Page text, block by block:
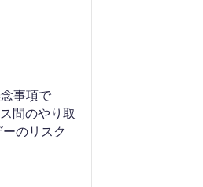
事項で
間のやり取
のリスク